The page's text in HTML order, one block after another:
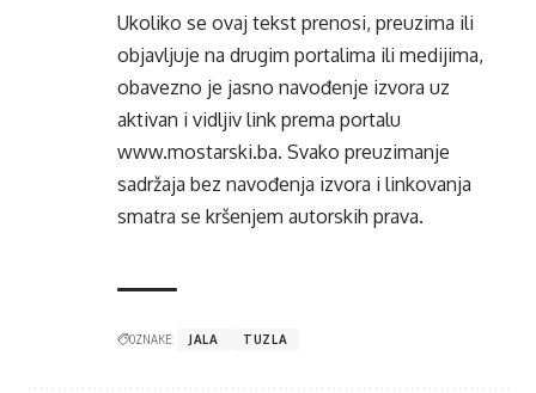
Ukoliko se ovaj tekst prenosi, preuzima ili
objavljuje na drugim portalima ili medijima,
obavezno je jasno navođenje izvora uz
aktivan i vidljiv link prema portalu
www.mostarski.ba. Svako preuzimanje
sadržaja bez navođenja izvora i linkovanja
smatra se kršenjem autorskih prava.
OZNAKE: JALA TUZLA